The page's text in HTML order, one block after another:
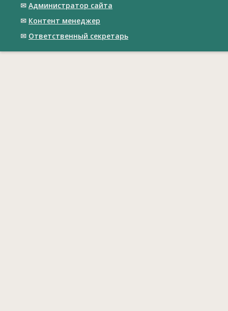
✉ Администратор сайта
✉ Контент менеджер
✉ Ответственный cекретарь